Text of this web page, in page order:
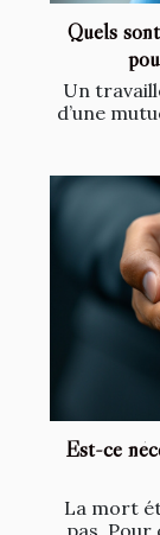
Quels
Un
d’une
Est-ce
La mort
pas. Pour